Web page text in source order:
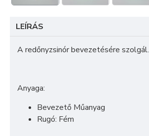
LEÍRÁS
A redőnyzsinór bevezetésére szolgál.
Anyaga:
Bevezető Műanyag
Rugó: Fém